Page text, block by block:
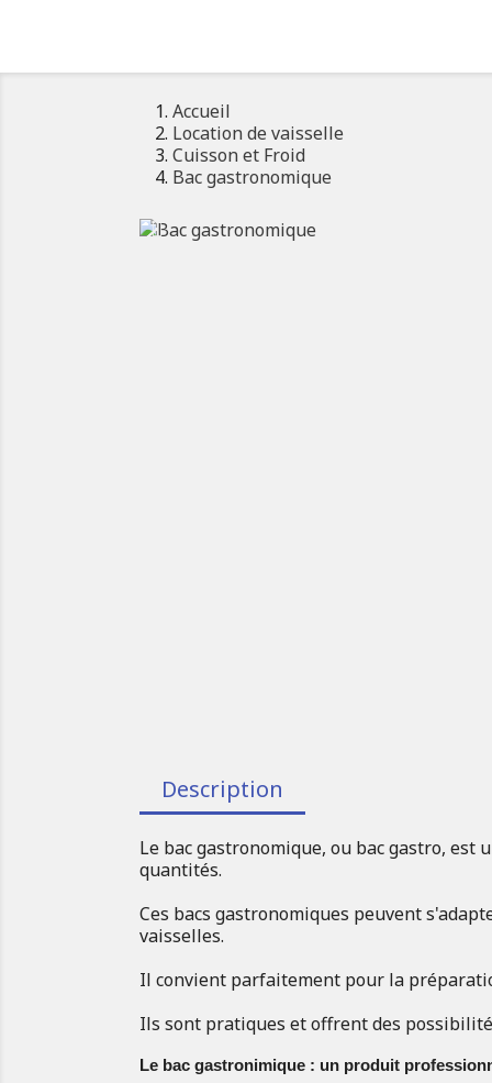
Accueil
Location de vaisselle
Cuisson et Froid
Bac gastronomique
Description
Le bac gastronomique, ou bac gastro,
quantités.
Ces bacs gastronomiques peuvent
vaisselles.
Il convient parfaitement pour la
Ils sont pratiques et offrent des
Le bac gastronimique : un produit